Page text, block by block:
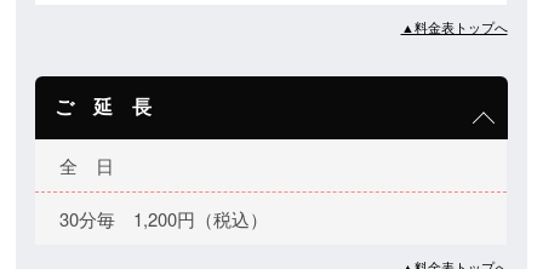
▲料金表トップへ
ご 延 長
全 日
30分毎 1,200円（税込）